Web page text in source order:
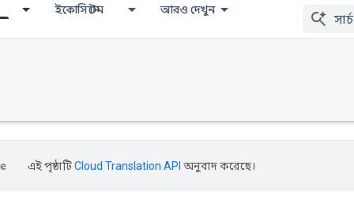
ইকোসিস্টেম আরও দেখুন
এই পৃষ্ঠাটিCloud Translation API অনুবাদ করেছে।